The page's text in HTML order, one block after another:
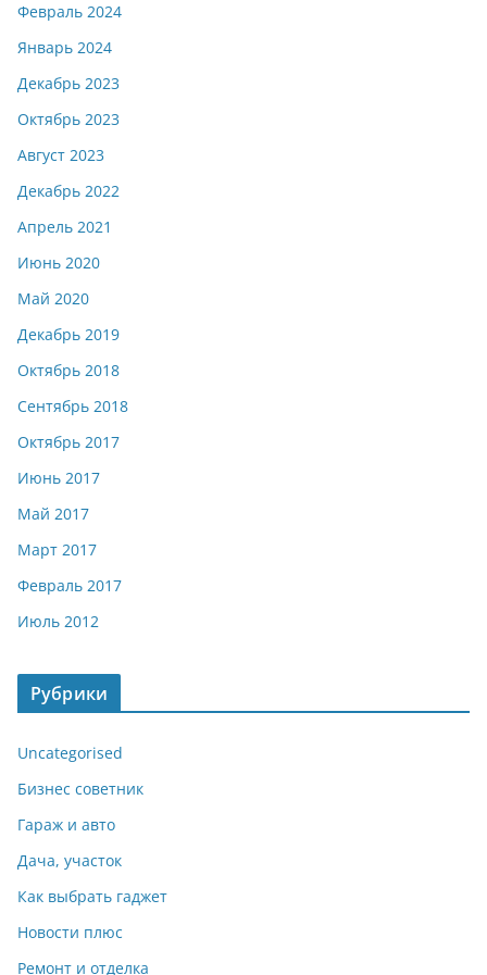
Февраль 2024
Январь 2024
Декабрь 2023
Октябрь 2023
Август 2023
Декабрь 2022
Апрель 2021
Июнь 2020
Май 2020
Декабрь 2019
Октябрь 2018
Сентябрь 2018
Октябрь 2017
Июнь 2017
Май 2017
Март 2017
Февраль 2017
Июль 2012
Рубрики
Uncategorised
Бизнес советник
Гараж и авто
Дача, участок
Как выбрать гаджет
Новости плюс
Ремонт и отделка